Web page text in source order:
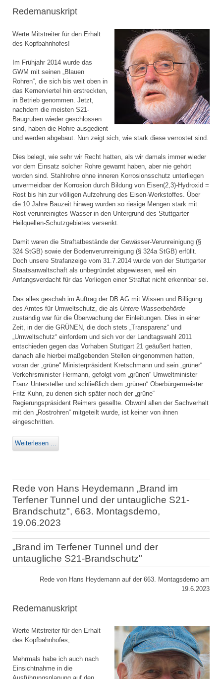
Redemanuskript
Werte Mitstreiter für den Erhalt
des Kopfbahnhofes!
Im Frühjahr 2014 wurde das
GWM mit seinen „Blauen
Rohren“, die sich bis weit oben in
das Kernerviertel hin erstreckten,
in Betrieb genommen. Jetzt,
nachdem die meisten S21-
Baugruben wieder geschlossen
sind, haben die Rohre ausgedient
und werden abgebaut. Nun zeigt sich, wie stark diese verrostet sind.
Dies belegt, wie sehr wir Recht hatten, als wir damals immer wieder
vor dem Einsatz solcher Rohre gewarnt haben, aber nie gehört
worden sind. Stahlrohre ohne inneren Korrosionsschutz unterliegen
unvermeidbar der Korrosion durch Bildung von Eisen(2,3)-Hydroxid =
Rost bis hin zur völligen Aufzehrung des Eisen-Werkstoffes. Über
die 10 Jahre Bauzeit hinweg wurden so riesige Mengen stark mit
Rost verunreinigtes Wasser in den Untergrund des Stuttgarter
Heilquellen-Schutzgebietes versenkt.
Damit waren die Straftatbestände der Gewässer-Verunreinigung (§
324 StGB) sowie der Bodenverunreinigung (§ 324a StGB) erfüllt.
Doch unsere Strafanzeige vom 31.7.2014 wurde von der Stuttgarter
Staatsanwaltschaft als unbegründet abgewiesen, weil ein
Anfangsverdacht für das Vorliegen einer Straftat nicht erkennbar sei.
Das alles geschah im Auftrag der DB AG mit Wissen und Billigung
des Amtes für Umweltschutz, die als Untere Wasserbehörde
zuständig war für die Überwachung der Einleitungen. Dies in einer
Zeit, in der die GRÜNEN, die doch stets „Transparenz“ und
„Umweltschutz“ einfordern und sich vor der Landtagswahl 2011
entschieden gegen das Vorhaben Stuttgart 21 geäußert hatten,
danach alle hierbei maßgebenden Stellen eingenommen hatten,
voran der „grüne“ Ministerpräsident Kretschmann und sein „grüner“
Verkehrsminister Hermann, gefolgt vom „grünen“ Umweltminister
Franz Untersteller und schließlich dem „grünen“ Oberbürgermeister
Fritz Kuhn, zu denen sich später noch der „grüne“
Regierungspräsident Reimers gesellte. Obwohl allen der Sachverhalt
mit den „Rostrohren“ mitgeteilt wurde, ist keiner von ihnen
eingeschritten.
Weiterlesen ...
Rede von Hans Heydemann „Brand im
Terfener Tunnel und der untaugliche S21-
Brandschutz", 663. Montagsdemo,
19.06.2023
„Brand im Terfener Tunnel und der
untaugliche S21-Brandschutz"
Rede von Hans Heydemann auf der 663. Montagsdemo am
19.6.2023
Redemanuskript
Werte Mitstreiter für den Erhalt
des Kopfbahnhofes,
Mehrmals habe ich auch nach
Einsichtnahme in die